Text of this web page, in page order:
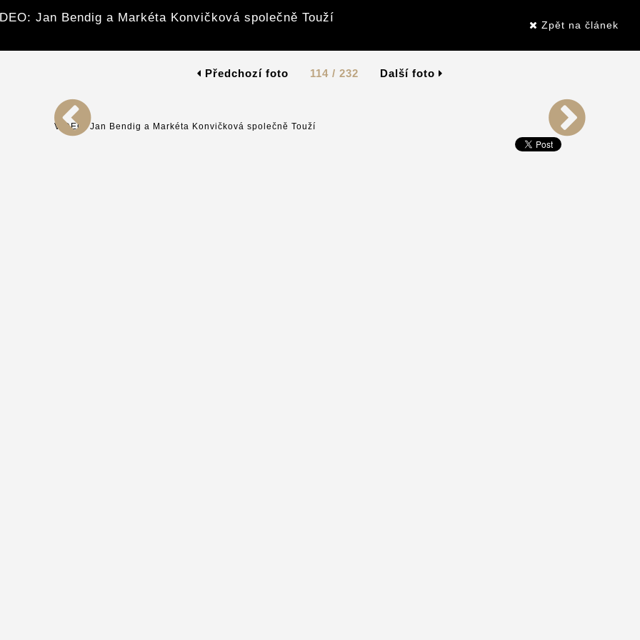
Jan Bendig a Markéta Konvičková společně Touží
Zpět na článek
Předchozí foto 114 / 232 Další foto
VIDEO: Jan Bendig a Markéta Konvičková společně Touží